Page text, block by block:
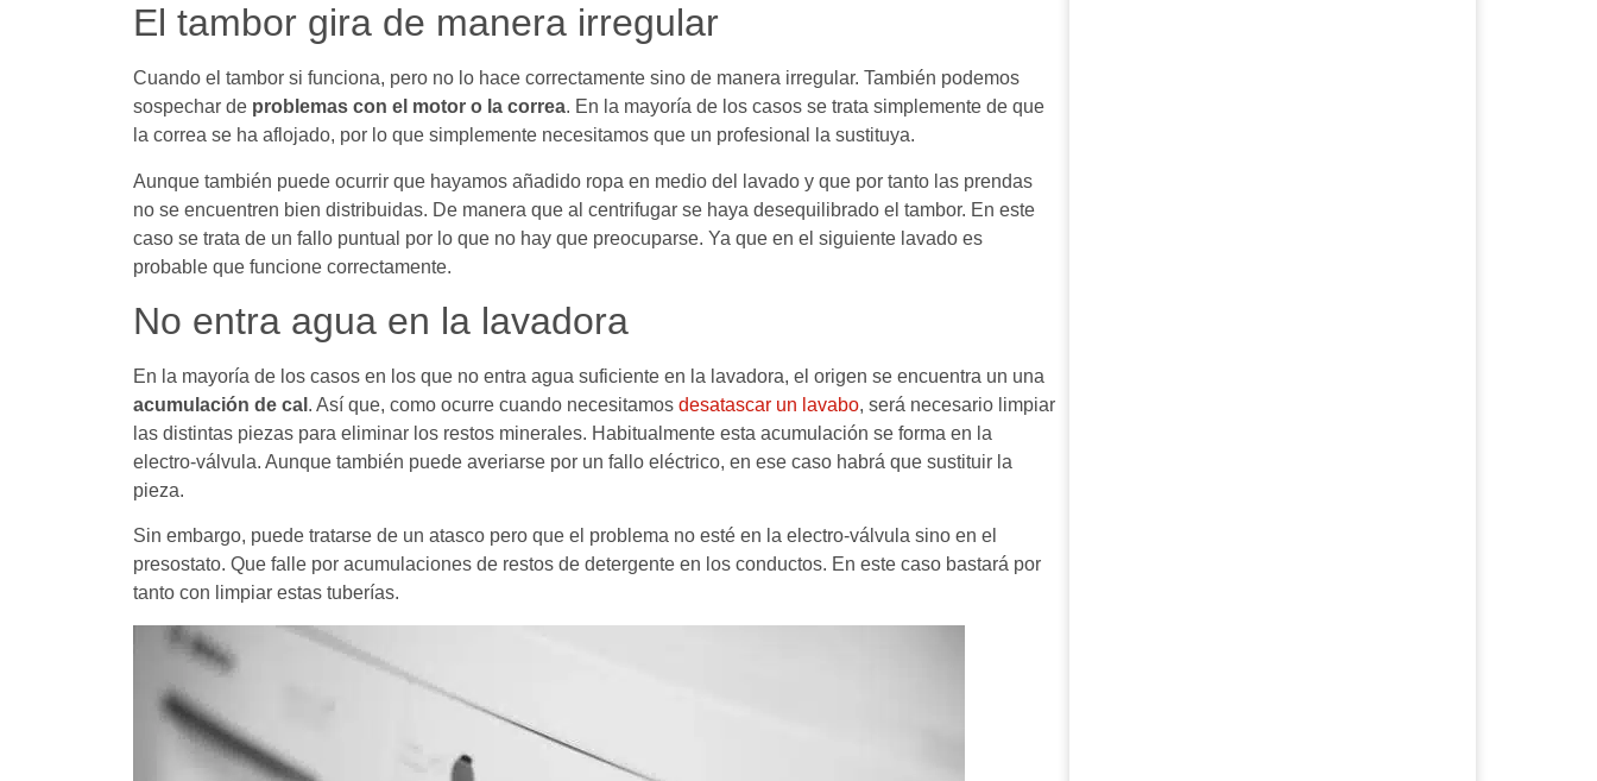
El tambor gira de manera irregular
Cuando el tambor si funciona, pero no lo hace correctamente sino de manera irregular. También podemos
sospechar de problemas con el motor o la correa. En la mayoría de los casos se trata simplemente de que
la correa se ha aflojado, por lo que simplemente necesitamos que un profesional la sustituya.
Aunque también puede ocurrir que hayamos añadido ropa en medio del lavado y que por tanto las prendas
no se encuentren bien distribuidas. De manera que al centrifugar se haya desequilibrado el tambor. En este
caso se trata de un fallo puntual por lo que no hay que preocuparse. Ya que en el siguiente lavado es
probable que funcione correctamente.
No entra agua en la lavadora
En la mayoría de los casos en los que no entra agua suficiente en la lavadora, el origen se encuentra un una
acumulación de cal . Así que, como ocurre cuando necesitamos desatascar un lavabo, será necesario limpiar
las distintas piezas para eliminar los restos minerales. Habitualmente esta acumulación se forma en la
electro-válvula. Aunque también puede averiarse por un fallo eléctrico, en ese caso habrá que sustituir la
pieza.
Sin embargo, puede tratarse de un atasco pero que el problema no esté en la electro-válvula sino en el
presostato. Que falle por acumulaciones de restos de detergente en los conductos. En este caso bastará por
tanto con limpiar estas tuberías.